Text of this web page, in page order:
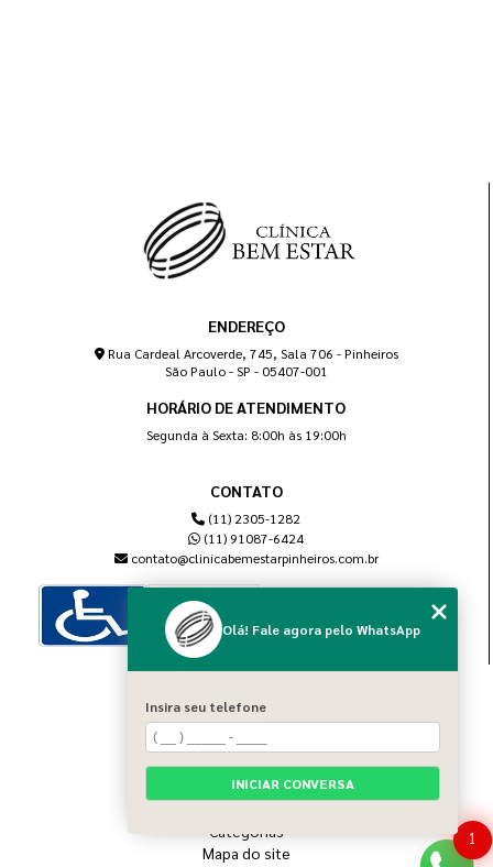
ENDEREÇO
Rua Cardeal Arcoverde, 745, Sala 706 - Pinheiros
São Paulo - SP - 05407-001
HORÁRIO DE ATENDIMENTO
Segunda à Sexta: 8:00h às 19:00h
CONTATO
(11) 2305-1282
(11) 91087-6424
contato@clinicabemestarpinheiros.com.br
Home
Sobre nós
Blog
Serviços
Categorias
Mapa do site
1
Olá! Fale agora pelo WhatsApp
Insira seu telefone
INICIAR CONVERSA